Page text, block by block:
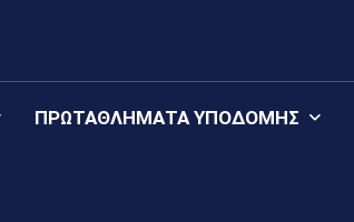
ΠΡΩΤΑΘΛΉΜΑΤΑ YΠΟΔΟΜΉΣ